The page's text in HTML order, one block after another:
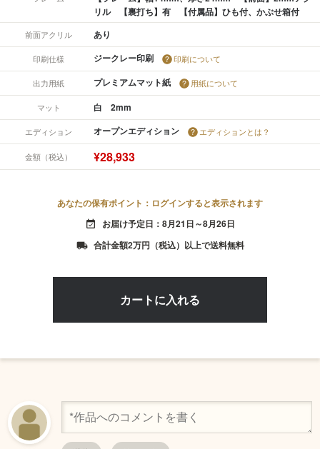
リル 【裏打ち】有 【付属品】ひも付、かぶせ箱付
前面アクリル あり
印刷仕様 ジークレー印刷 印刷について
出力用紙 プレミアムマット紙 用紙について
マット 白 2mm
エディション オープンエディション エディションとは？
金額（税込） ¥28,933
あなたの保有ポイント：ログインすると表示されます
event_available お届け予定日：8月21日～8月26日
local_shipping 合計金額2万円（税込）以上で送料無料